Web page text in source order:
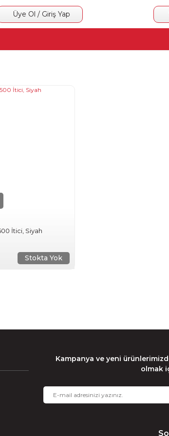
Üye Ol / Giriş Yap
İtici, Siyah
Stokta Yok
Kampanya ve yeni
olmak